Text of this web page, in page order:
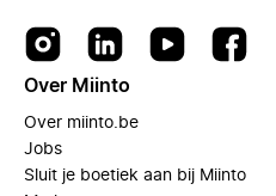
Over Miinto
Over miinto.be
Jobs
Sluit je boetiek aan bij Miinto